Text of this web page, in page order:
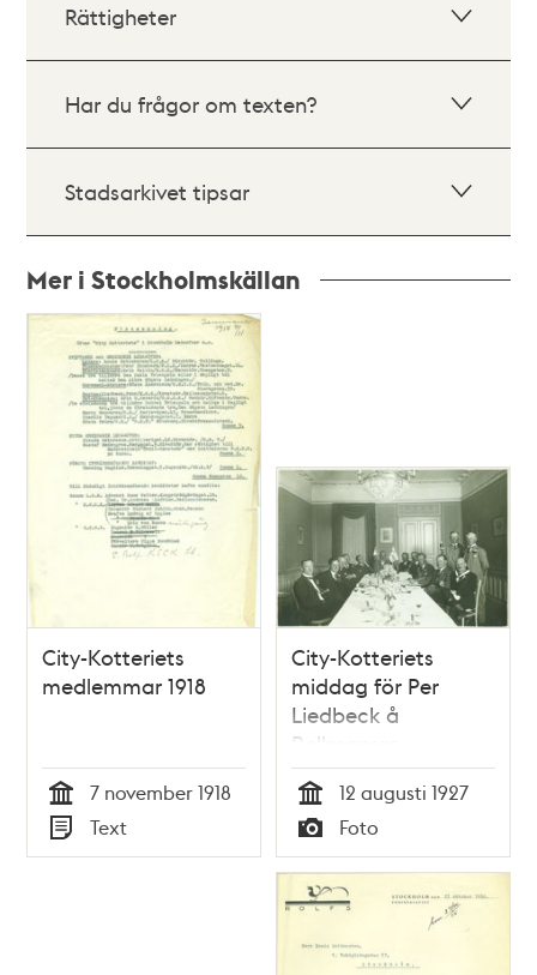
Rättigheter
Har du frågor om texten?
Stadsarkivet tipsar
Mer i Stockholmskällan
Relaterade
poster
teman
City-Kotteriets
medlemmar 1918
Tid
7 november 1918
Typ
Text
City-Kotteriets
middag för Per
Liedbeck å
Bellmansro
Tid
12 augusti 1927
Typ
Foto